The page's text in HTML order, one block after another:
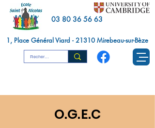
03 80 36 56 63
1, Place Général Viard - 21310 Mirebeau-sur-Bèze
O.G.E.C